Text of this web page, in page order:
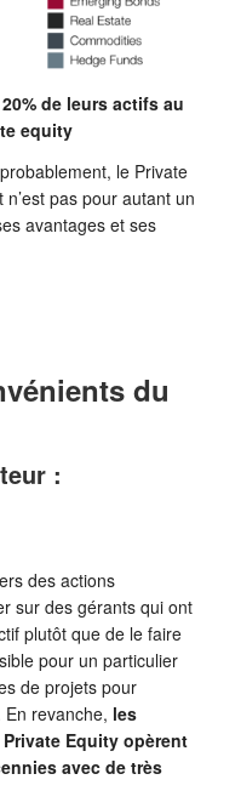
20% de leurs actifs au
equity
le Private
pas pour autant un
avantages et ses
du
:
des actions
sur des gérants qui ont
plutôt que de le faire
pour un particulier
de projets pour
revanche, les
Equity opèrent
avec de très